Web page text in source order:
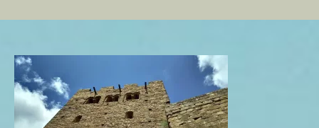
entrada
e